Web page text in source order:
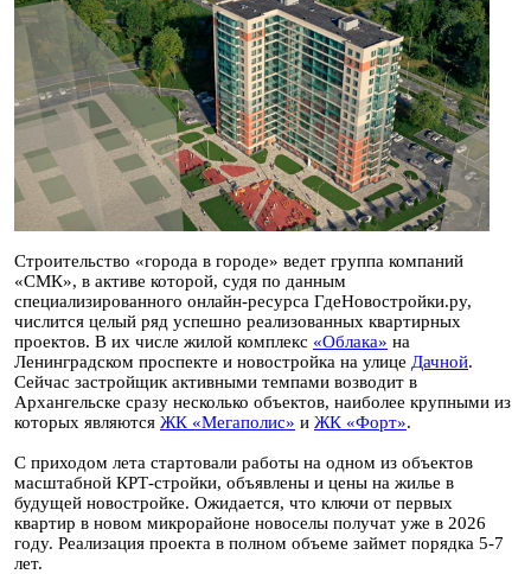
Строительство «города в городе» ведет группа компаний
«СМК», в активе которой, судя по данным
специализированного онлайн-ресурса ГдеНовостройки.ру,
числится целый ряд успешно реализованных квартирных
проектов. В их числе жилой комплекс «Облака» на
Ленинградском проспекте и новостройка на улице Дачной.
Сейчас застройщик активными темпами возводит в
Архангельске сразу несколько объектов, наиболее крупными из
которых являются ЖК «Мегаполис» и ЖК «Форт».
С приходом лета стартовали работы на одном из объектов
масштабной КРТ-стройки, объявлены и цены на жилье в
будущей новостройке. Ожидается, что ключи от первых
квартир в новом микрорайоне новоселы получат уже в 2026
году. Реализация проекта в полном объеме займет порядка 5-7
лет.